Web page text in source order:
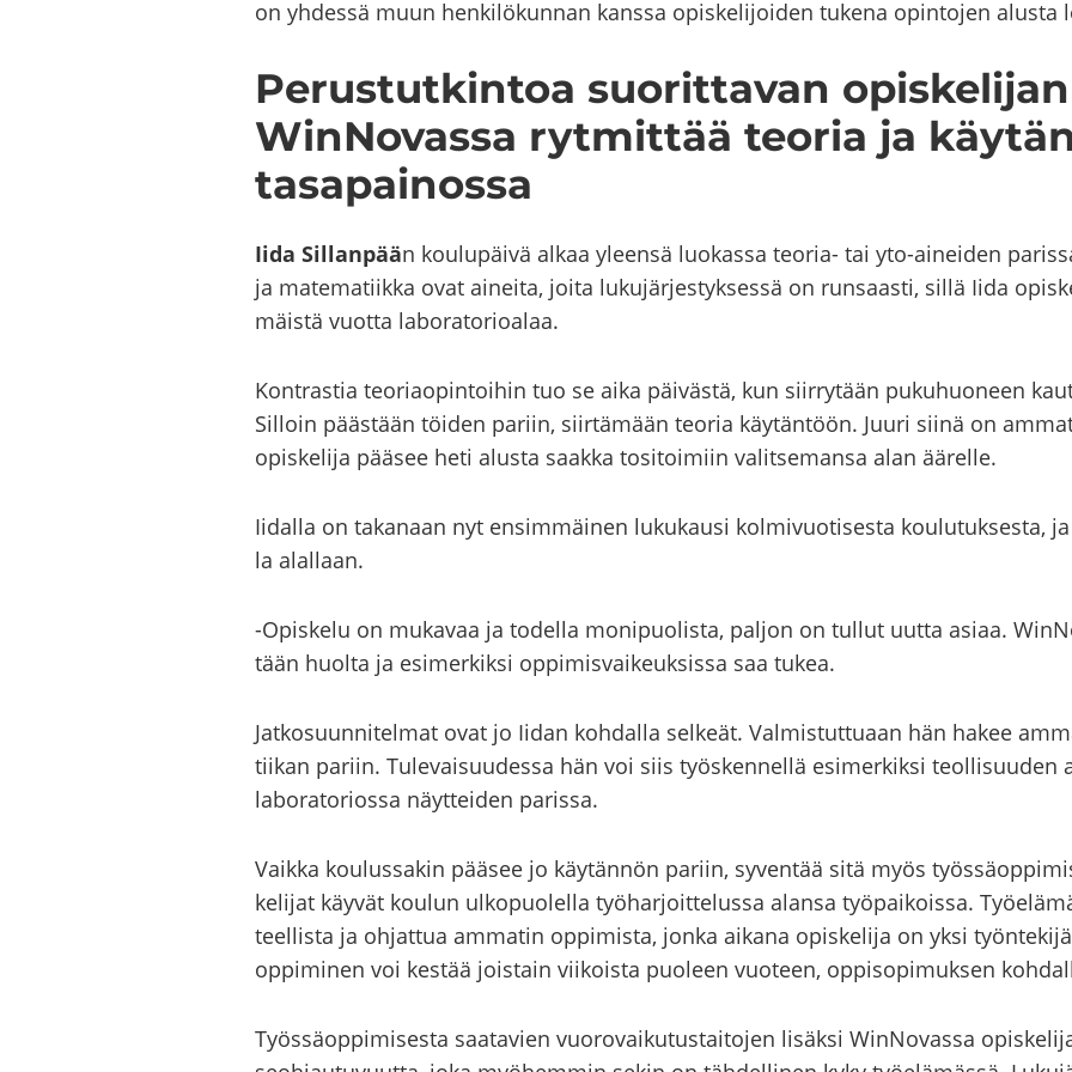
on yh­des­sä muun hen­ki­lö­kun­nan kans­sa opis­ke­li­joi­den tu­ke­na opin­to­jen alus­ta
Pe­rus­tut­kin­toa suo­rit­ta­van
WinNovassa ryt­mit­tää teo­ria ja
ta­sa­pai­nos­sa
Iida Sil­lan­pään kou­lu­päi­vä alkaa yleen­sä luo­kas­sa teoria-​ tai yto-​aineiden
ja ma­te­ma­tiik­ka ovat ai­nei­ta, joita lu­ku­jär­jes­tyk­ses­sä on run­saas­ti, sillä Iida
mäis­tä vuot­ta la­bo­ra­to­rio­alaa.
Kont­ras­tia teo­riao­pin­toi­hin tuo se aika päi­väs­tä, kun siir­ry­tään pu­ku­huo­neen
Sil­loin pääs­tään töi­den pa­riin, siir­tä­mään teo­ria käy­tän­töön. Juuri siinä on
opis­ke­li­ja pää­see heti alus­ta saak­ka to­si­toi­miin va­lit­se­man­sa alan ää­rel­le.
Ii­dal­la on ta­ka­naan nyt en­sim­mäi­nen lu­ku­kausi kol­mi­vuo­ti­ses­ta kou­lu­tuk­ses­ta,
la alal­laan.
-​Opiskelu on mu­ka­vaa ja to­del­la mo­ni­puo­lis­ta, pal­jon on tul­lut uutta asiaa.
tään huol­ta ja esi­mer­kik­si op­pi­mis­vai­keuk­sis­sa saa tukea.
Jat­ko­suun­ni­tel­mat ovat jo Iidan koh­dal­la sel­keät. Val­mis­tut­tu­aan hän hakee
tii­kan pa­riin. Tu­le­vai­suu­des­sa hän voi siis työs­ken­nel­lä esi­mer­kik­si teol­li­suu­den
la­bo­ra­to­rios­sa näyt­tei­den pa­ris­sa.
Vaik­ka kou­lus­sa­kin pää­see jo käy­tän­nön pa­riin, sy­ven­tää sitä myös
ke­li­jat käy­vät kou­lun ul­ko­puo­lel­la työ­har­joit­te­lus­sa alan­sa työ­pai­kois­sa.
teel­lis­ta ja oh­jat­tua am­ma­tin op­pi­mis­ta, jonka ai­ka­na opis­ke­li­ja on yksi
op­pi­mi­nen voi kes­tää jois­tain vii­kois­ta puo­leen vuo­teen, op­pi­so­pi­muk­sen
Työs­sä­op­pi­mi­ses­ta saa­ta­vien vuo­ro­vai­ku­tus­tai­to­jen li­säk­si WinNovassa